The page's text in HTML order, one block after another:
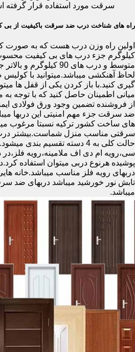
سرقت مورد استفاده قرار
راه های شناخت درب ضد سرقت باکیفیت از بی
متوسط و درب های 90
لحاظ آهنکشی میباشد.میتوانید با
گیری کنید.با باز کردن یکی از قفل ها
میانی اطمینان حاصل کنید که با توجه به
از فروشنده تضمین وجود ورق فولادی
ضد سرقت جزء مهم امنیتی این دربها
های ساخت کشور ترکیه نسبتا مرغوب
سرقتی مناسب منزل شماست.بیشتر درب
حالت کلی به 4 دسته تقسیم
سی،رویه ام دی اف ملامینه،رویه فلز،در
پوشیده هرنوع دربی میتوان استفاده
دربهای رویه فلز مناسب میباشد.خانه
تابش نور خورشید میباشد دربهای ضد
میباشد.